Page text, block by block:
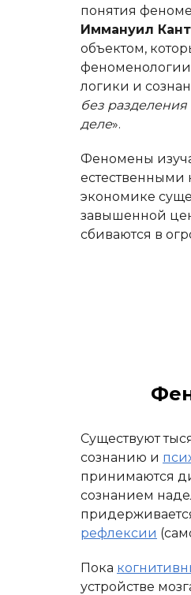
понятия
Иммануил Кант
объектом,
феноменологии
логики и
без разделения
деле».
Феномены
естественными
экономике
завышенной
сбиваются в
Существуют
сознанию и
принимаются
сознанием
рефлексии
Пока
устройстве